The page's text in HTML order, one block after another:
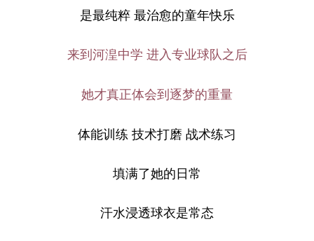
是最纯粹 最治愈的童年快乐
来到河湟中学 进入专业球队之后
她才真正体会到逐梦的重量
体能训练 技术打磨 战术练习
填满了她的日常
汗水浸透球衣是常态